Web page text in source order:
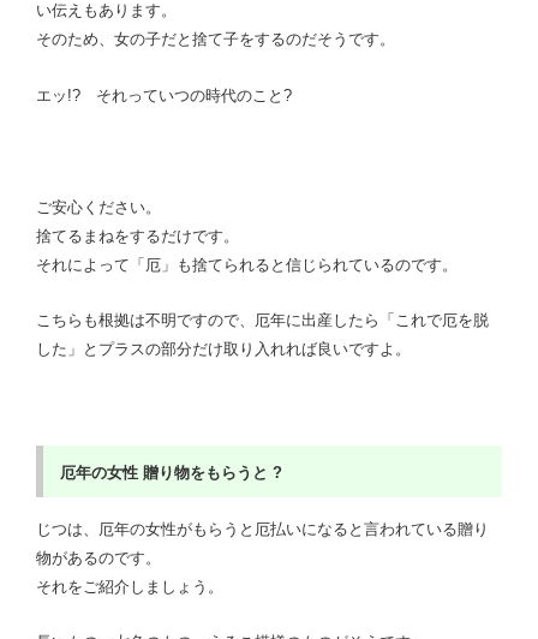
い伝えもあります。
そのため、女の子だと捨て子をするのだそうです。
エッ!? それっていつの時代のこと?
ご安心ください。
捨てるまねをするだけです。
それによって「厄」も捨てられると信じられているのです。
こちらも根拠は不明ですので、厄年に出産したら「これで厄を脱
した」とプラスの部分だけ取り入れれば良いですよ。
厄年の女性 贈り物をもらうと ?
じつは、厄年の女性がもらうと厄払いになると言われている贈り
物があるのです。
それをご紹介しましょう。